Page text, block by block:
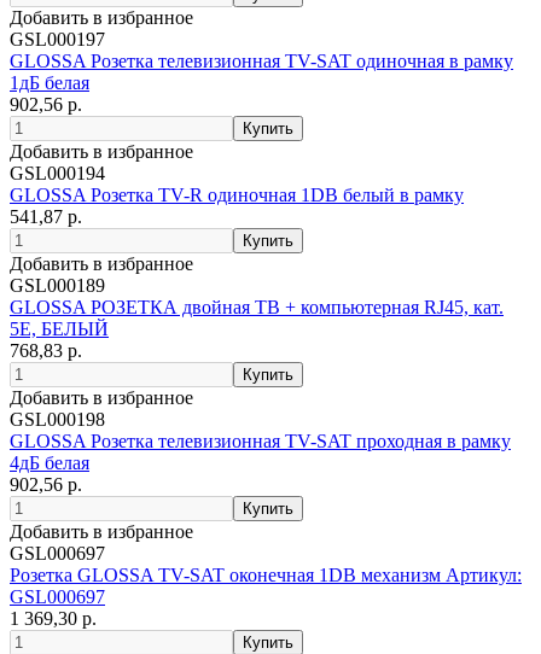
Добавить в избранное
GSL000197
GLOSSA Розетка телевизионная TV-SAT одиночная в рамку
1дБ белая
902,56 р.
Добавить в избранное
GSL000194
GLOSSA Розетка TV-R одиночная 1DB белый в рамку
541,87 р.
Добавить в избранное
GSL000189
GLOSSA РОЗЕТКА двойная ТВ + компьютерная RJ45, кат.
5Е, БЕЛЫЙ
768,83 р.
Добавить в избранное
GSL000198
GLOSSA Розетка телевизионная TV-SAT проходная в рамку
4дБ белая
902,56 р.
Добавить в избранное
GSL000697
Розетка GLOSSA TV-SAT оконечная 1DB механизм Артикул:
GSL000697
1 369,30 р.